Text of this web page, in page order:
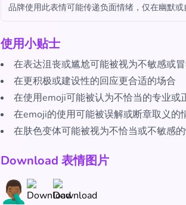
品牌使用此表情可能传递负面情绪，仅在幽默或
使用小贴士
在表达沮丧或尴尬可能被视为不敏感或
在更积极或建设性的回应更合适的场合
在使用emoji可能被认为不恰当的专业或
在emoji的使用可能被误解或断章取义的
在肤色变体可能被视为不恰当或不敏感
Download 表情图片